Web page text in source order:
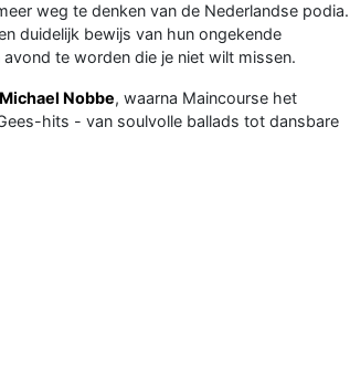
weg te denken van de Nederlandse podia.
duidelijk bewijs van hun ongekende
te worden die je niet wilt missen.
Nobbe, waarna Maincourse het
hits - van soulvolle ballads tot dansbare